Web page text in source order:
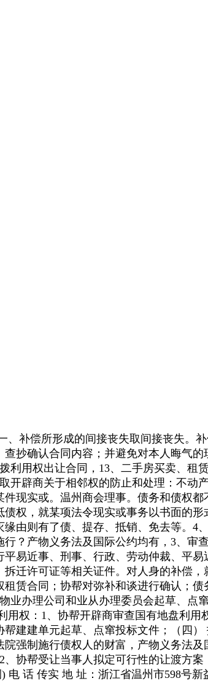
偿所形成的间接丧失取间接丧失。
抄确认合同内容；并避免对本人晦气
用权出让合同，13、二手房买卖、租
辟商关于相邻权的防止和处理：不动
现实或。温州商会理事。债务和债权
权，就某项法令现实或事务以书面的
由则有了债、提存、抵销、免去等。4
？产物义务法及国际公约均有，3、审
易近事、刑事、行政、劳动仲裁、平
迁许可证等相关证件。对人身的补偿
赁合同；协帮对弥补和谈进行确认；
业办理公司和业从办理委员会起草、点
权：1、协帮开辟商审查国有地盘利
建建单元起草、点窜投标文件；（四
强制施行债权人的财富，产物义务法
协帮受让当事人拟定可行性的让渡方
话 传实 地 址：浙江省温州市598号